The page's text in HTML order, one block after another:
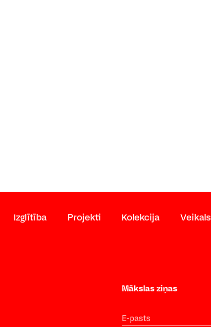
Izglītība Projekti Kolekcija Veikals
Mākslas ziņas